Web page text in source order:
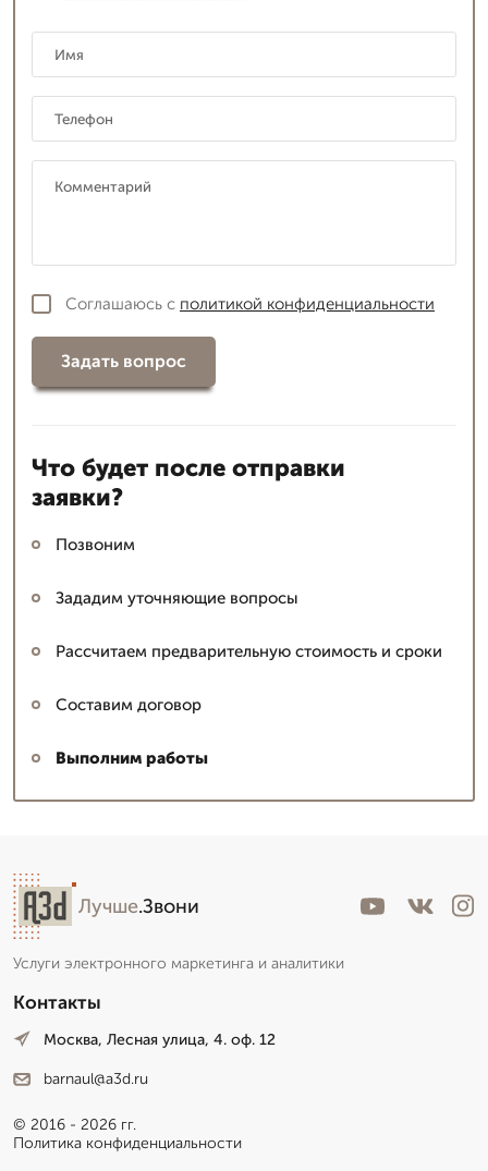
Соглашаюсь с политикой конфиденциальности
Задать вопрос
Что будет после отправки
заявки?
Позвоним
Зададим уточняющие вопросы
Рассчитаем предварительную стоимость и сроки
Составим договор
Выполним работы
Лучше.Звони
Услуги электронного маркетинга и аналитики
Контакты
Москва, Лесная улица, 4. оф. 12
barnaul@a3d.ru
© 2016 - 2026 гг.
Политика конфиденциальности